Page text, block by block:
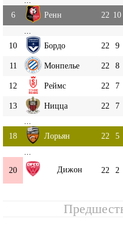
6
Ренн 22 10
10
Бордо 22 9
11 Монпелье 22 8
12 Реймс 22 7
13 Ницца 22 7
18
Лорьян 22 5
20
Дижон 22 2